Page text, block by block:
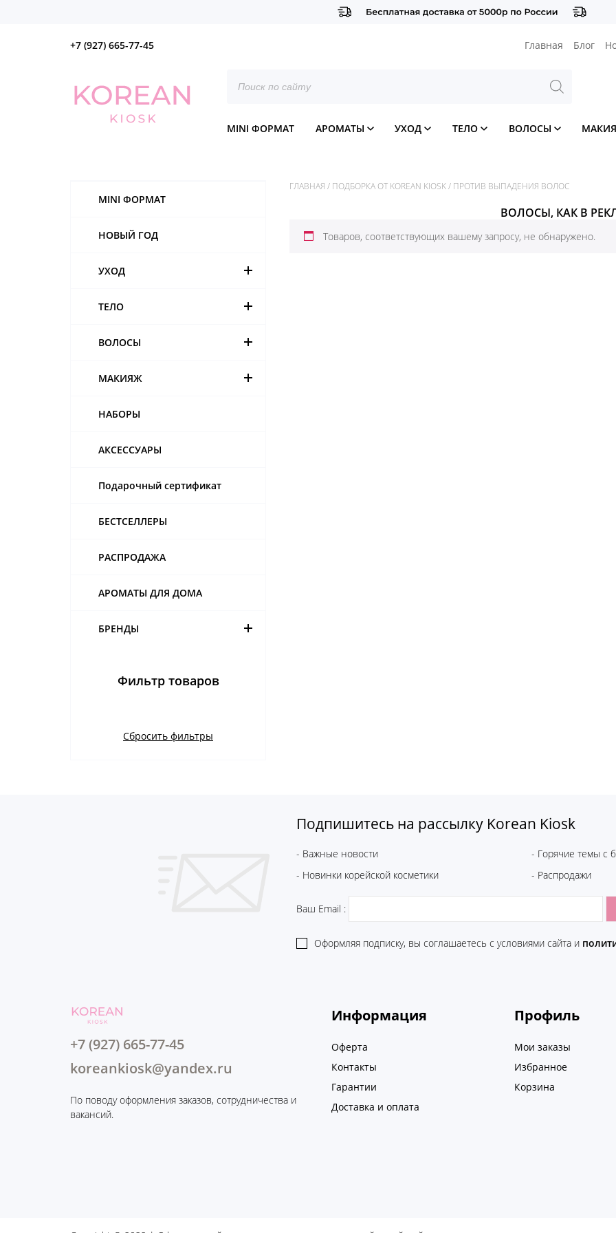
+7 (927) 665-77-45 Главная Блог
товаров
MINI ФОРМАТ АРОМАТЫ УХОД ТЕЛО ВОЛОСЫ
MINI ФОРМАТ
НОВЫЙ ГОД
УХОД
ТЕЛО
ВОЛОСЫ
МАКИЯЖ
НАБОРЫ
АКСЕССУАРЫ
Подарочный сертификат
БЕСТСЕЛЛЕРЫ
РАСПРОДАЖА
АРОМАТЫ ДЛЯ ДОМА
БРЕНДЫ
Фильтр товаров
Сбросить фильтры
ГЛАВНАЯ / ПОДБОРКА ОТ KOREAN KIOSK/ ПРОТИВ ВЫПАДЕНИЯ ВОЛОС
ВОЛОСЫ, КАК В
Товаров, соответствующих вашему запросу, не обнаружено.
Подпишитесь на рассылку Korean Kiosk
- Важные новости
- Горячие темы с
- Новинки корейской косметики
- Распродажи
Ваш Email :
Оформляя подписку, вы соглашаетесь c условиями сайта и
+7 (927) 665-77-45
koreankiosk@yandex.ru
По поводу оформления заказов, сотрудничества и
вакансий.
Информация
Оферта
Контакты
Гарантии
Доставка и оплата
Профиль
Мои заказы
Избранное
Корзина